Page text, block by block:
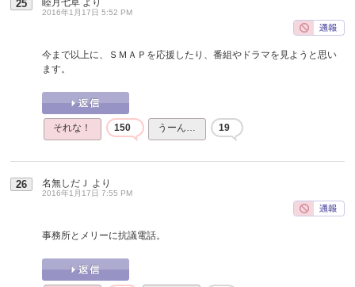
25
2016年1月17日 5:52 PM
今まで以上に、ＳＭＡＰを応援したり、番組やドラマを見ようと思い
ます。
それな！ 150 うーん… 19
26 名無しだＪ より
2016年1月17日 7:55 PM
事務所とメリーに抗議電話。